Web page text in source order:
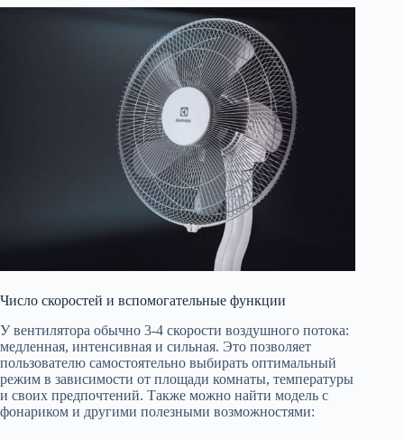
Число скоростей и вспомогательные функции
У вентилятора обычно 3-4 скорости воздушного потока:
медленная, интенсивная и сильная. Это позволяет
пользователю самостоятельно выбирать оптимальный
режим в зависимости от площади комнаты, температуры
и своих предпочтений. Также можно найти модель с
фонариком и другими полезными возможностями: